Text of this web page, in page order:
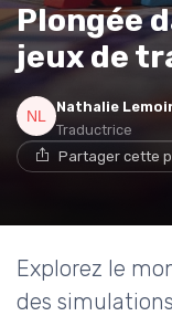
Plongée
jeux de
Nathalie
Traductrice
Partager cette
Explorez le
des